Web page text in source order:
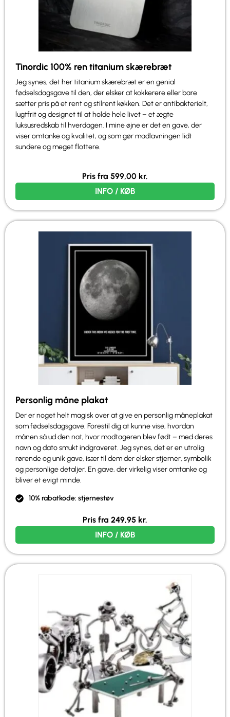
Tinordic 100% ren titanium skærebræt
Jeg synes, det her titanium skærebræt er en genial
fødselsdagsgave til den, der elsker at kokkerere eller bare
sætter pris på et rent og stilrent køkken. Det er antibakterielt,
lugtfrit og designet til at holde hele livet – et ægte
luksusredskab til hverdagen. I mine øjne er det en gave, der
viser omtanke og kvalitet, og som gør madlavningen lidt
sundere og meget flottere.
Pris fra 599,00 kr.
INFO / KØB
Personlig måne plakat
Der er noget helt magisk over at give en personlig måneplakat
som fødselsdagsgave. Forestil dig at kunne vise, hvordan
månen så ud den nat, hvor modtageren blev født – med deres
navn og dato smukt indgraveret. Jeg synes, det er en utrolig
rørende og unik gave, især til dem der elsker stjerner, symbolik
og personlige detaljer. En gave, der virkelig viser omtanke og
bliver et evigt minde.
10% rabatkode: stjernestøv
Pris fra 249,95 kr.
INFO / KØB